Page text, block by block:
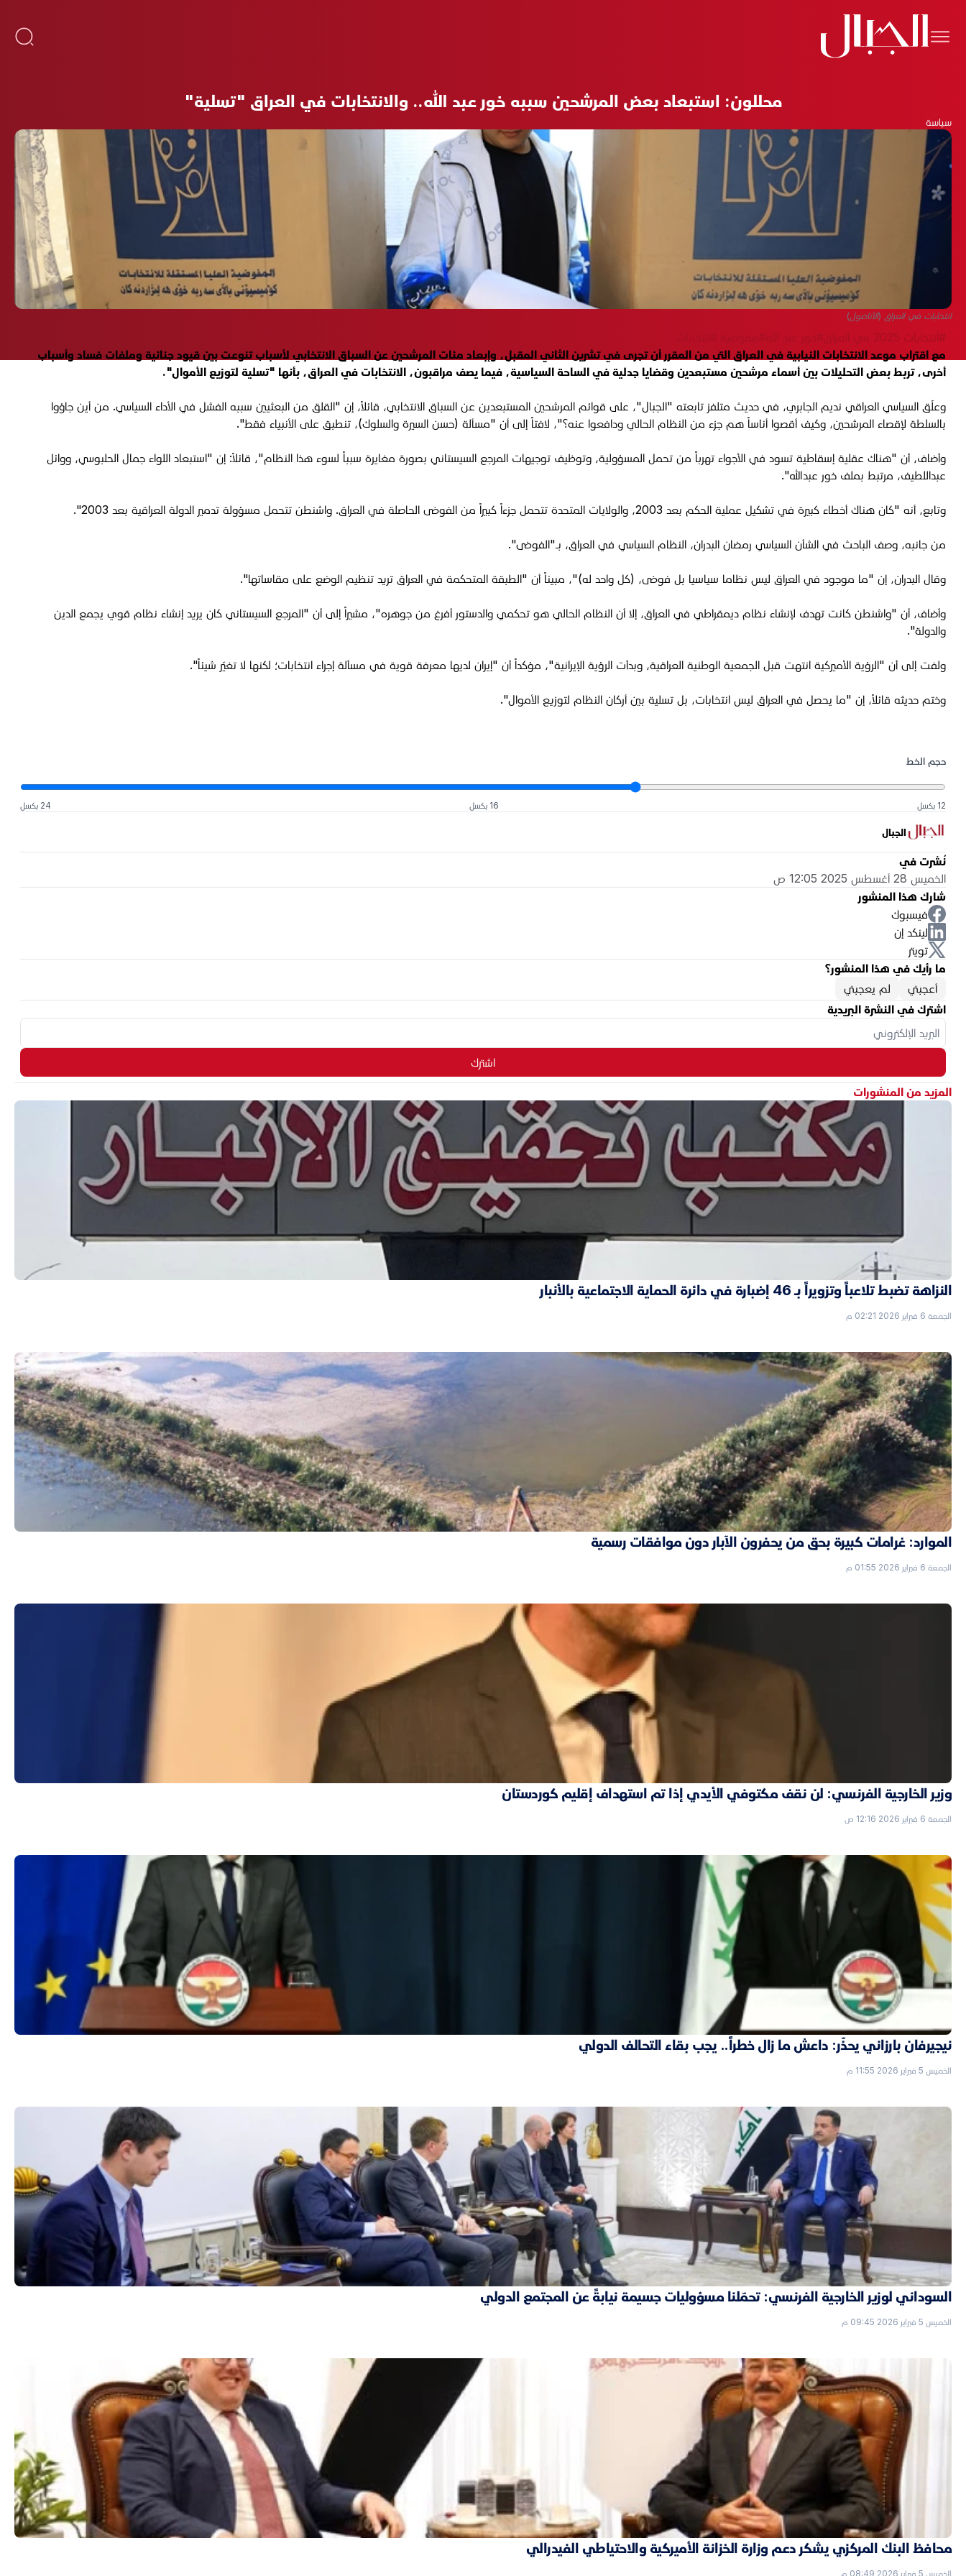
محللون: استبعاد بعض المرشحين سببه خور عبد الله.. والانتخابات في العراق "تسلية"
سياسة
انتخابات في العراق (الأناضول)
#انتخابات 2025 في العراق #خور عبد الله#مفوضية الانتخابات
مع اقتراب موعد الانتخابات النيابية في العراق التي من المقرر أن تجرى في تشرين الثاني المقبل، وإبعاد مئات المرشحين عن السباق الانتخابي لأسباب تنوعت بين قيود جنائية وملفات فساد وأسباب
أخرى، تربط بعض التحليلات بين أسماء مرشحين مستبعدين وقضايا جدلية في الساحة السياسية، فيما يصف مراقبون، الانتخابات في العراق، بأنها "تسلية لتوزيع الأموال".
وعلّق السياسي العراقي نديم الجابري، في حديث متلفز تابعته "الجبال"، على قوائم المرشحين المستبعدين عن السباق الانتخابي، قائلاً، إن "القلق من البعثيين سببه الفشل في الأداء السياسي. من أين جاؤوا
بالسلطة لإقصاء المرشحين، وكيف أقصوا أناساً هم جزء من النظام الحالي ودافعوا عنه؟"، لافتاً إلى أن "مسألة (حسن السيرة والسلوك)، تنطبق على الأنبياء فقط".
وأضاف، أن "هناك عقلية إسقاطية تسود في الأجواء تهرباً من تحمل المسؤولية، وتوظيف توجيهات المرجع السيستاني بصورة مغايرة سبباً لسوء هذا النظام"، قائلاً: إن "استبعاد اللواء جمال الحلبوسي، ووائل
عبداللطيف، مرتبط بملف خور عبدالله".
وتابع، أنه "كان هناك أخطاء كبيرة في تشكيل عملية الحكم بعد 2003، والولايات المتحدة تتحمل جزءاً كبيراً من الفوضى الحاصلة في العراق. واشنطن تتحمل مسؤولة تدمير الدولة العراقية بعد 2003".
من جانبه، وصف الباحث في الشأن السياسي رمضان البدران، النظام السياسي في العراق، بـ"الفوضى".
وقال البدران، إن "ما موجود في العراق ليس نظاما سياسيا بل فوضى، (كل واحد له)"، مبيناً أن "الطبقة المتحكمة في العراق تريد تنظيم الوضع على مقاساتها".
وأضاف، أن "واشنطن كانت تهدف لإنشاء نظام ديمقراطي في العراق، إلا أن النظام الحالي هو تحكمي والدستور أفرغ من جوهره"، مشيراً إلى أن "المرجع السيستاني كان يريد إنشاء نظام قوي يجمع الدين
والدولة".
ولفت إلى أن "الرؤية الأميركية انتهت قبل الجمعية الوطنية العراقية، وبدأت الرؤية الإيرانية"، مؤكداً أن "إيران لديها معرفة قوية في مسألة إجراء انتخابات؛ لكنها لا تغيّر شيئاً".
وختم حديثه قائلاً، إن "ما يحصل في العراق ليس انتخابات، بل تسلية بين أركان النظام لتوزيع الأموال".
حجم الخط
12 بكسل 16 بكسل 24 بكسل
الجبال
نُشرت في
الخميس 28 أغسطس 2025 12:05 ص
شارك هذا المنشور
فيسبوك
لينكد إن
تويتر
ما رأيك في هذا المنشور؟
أعجبني
لم يعجبني
اشترك في النشرة البريدية
اشترك
المزيد من المنشورات
النزاهة تضبط تلاعباً وتزويراً بـ 46 إضبارة في دائرة الحماية الاجتماعية بالأنبار
الجمعة 6 فبراير 2026 02:21 م
الموارد: غرامات كبيرة بحق من يحفرون الآبار دون موافقات رسمية
الجمعة 6 فبراير 2026 01:55 م
وزير الخارجية الفرنسي: لن نقف مكتوفي الأيدي إذا تم استهداف إقليم كوردستان
الجمعة 6 فبراير 2026 12:16 ص
نيجيرفان بارزاني يحذّر: داعش ما زال خطراً.. يجب بقاء التحالف الدولي
الخميس 5 فبراير 2026 11:55 م
السوداني لوزير الخارجية الفرنسي: تحمّلنا مسؤوليات جسيمة نيابةً عن المجتمع الدولي
الخميس 5 فبراير 2026 09:45 م
محافظ البنك المركزي يشكر دعم وزارة الخزانة الأميركية والاحتياطي الفيدرالي
الخميس 5 فبراير 2026 08:49 م